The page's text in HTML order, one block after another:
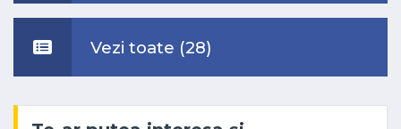
Vezi toate (28)